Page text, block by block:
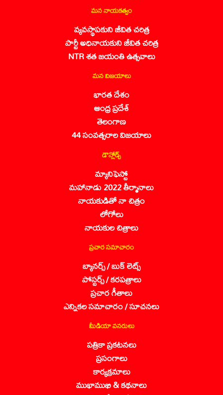
మన నాయకత్వం
వ్యవస్థాపకుని జీవిత చరిత్ర
పార్టీ అధినాయకుని జీవిత చరిత్ర
NTR శత జయంతి ఉత్సవాలు
మన విజయాలు
భారత దేశం
ఆంధ్ర ప్రదేశ్
తెలంగాణ
44 సంవత్సరాల విజయాలు
డౌన్లోడ్స్
మ్యానిఫెస్టో
మహానాడు 2022 తీర్మానాలు
నాయకుడితో నా చిత్రం
లోగోలు
నాయకుల చిత్రాలు
ప్రచార సమాచారం
బ్యానర్స్ / బుక్ లెట్స్
పోస్టర్స్ / కరపత్రాలు
ప్రచార గీతాలు
ఎన్నికల సమాచారం / సూచనలు
మీడియా వనరులు
పత్రికా ప్రకటనలు
ప్రసంగాలు
కార్యక్రమాలు
ముఖాముఖి & కథనాలు